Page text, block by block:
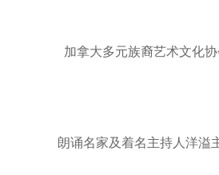
加拿大多元族裔艺术文化
朗诵名家及着名主持人洋溢